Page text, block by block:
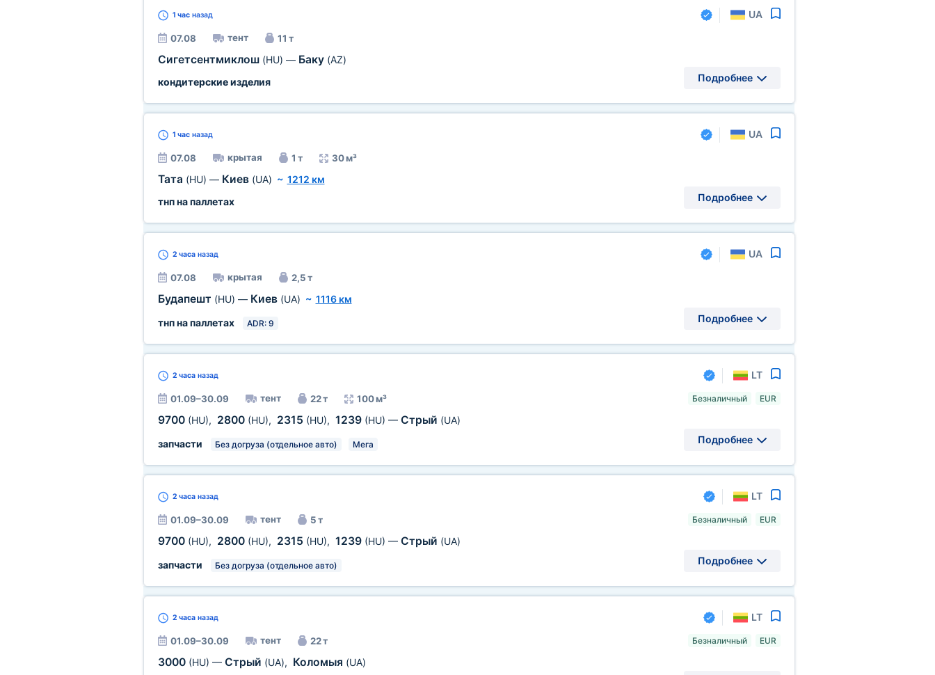
1 часназад UA
07.08 тент 11 т
Сигетсентмиклош (HU) — Баку (AZ)
кондитерские изделия
Подробнее
1 часназад UA
07.08 крытая 1 т 30 м³
Тата (HU) — Киев (UA) ~ 1212 км
тнп на паллетах
Подробнее
2 часаназад UA
07.08 крытая 2,5 т
Будапешт (HU) — Киев (UA) ~ 1116 км
тнп на паллетах
ADR: 9 Подробнее
2 часаназад LT
01.09–30.09 тент 22 т 100 м³
9700 (HU), 2800 (HU), 2315 (HU), 1239 (HU) — Стрый (UA)
запчасти
Без догруза (отдельное авто) Мега
Безналичный EUR
Подробнее
2 часаназад LT
01.09–30.09 тент 5 т
9700 (HU), 2800 (HU), 2315 (HU), 1239 (HU) — Стрый (UA)
запчасти
Без догруза (отдельное авто)
Безналичный EUR
Подробнее
2 часаназад LT
01.09–30.09 тент 22 т
3000 (HU) — Стрый (UA), Коломыя (UA)
Безналичный EUR